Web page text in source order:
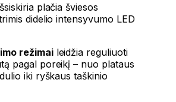
plačia šviesos
didelio intensyvumo LED
režimaileidžia reguliuoti
pagal poreikį – nuo plataus
iki ryškaus taškinio